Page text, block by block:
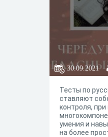
30.09.2021
Тесты по
ставляют
контроля,
умения и
на более